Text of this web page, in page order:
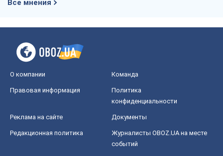
Все мнения
О компании Команда
Правовая информация
Политика
конфиденциальности
Реклама на сайте Документы
Редакционная политика
Журналисты OBOZ.UA на месте
событий